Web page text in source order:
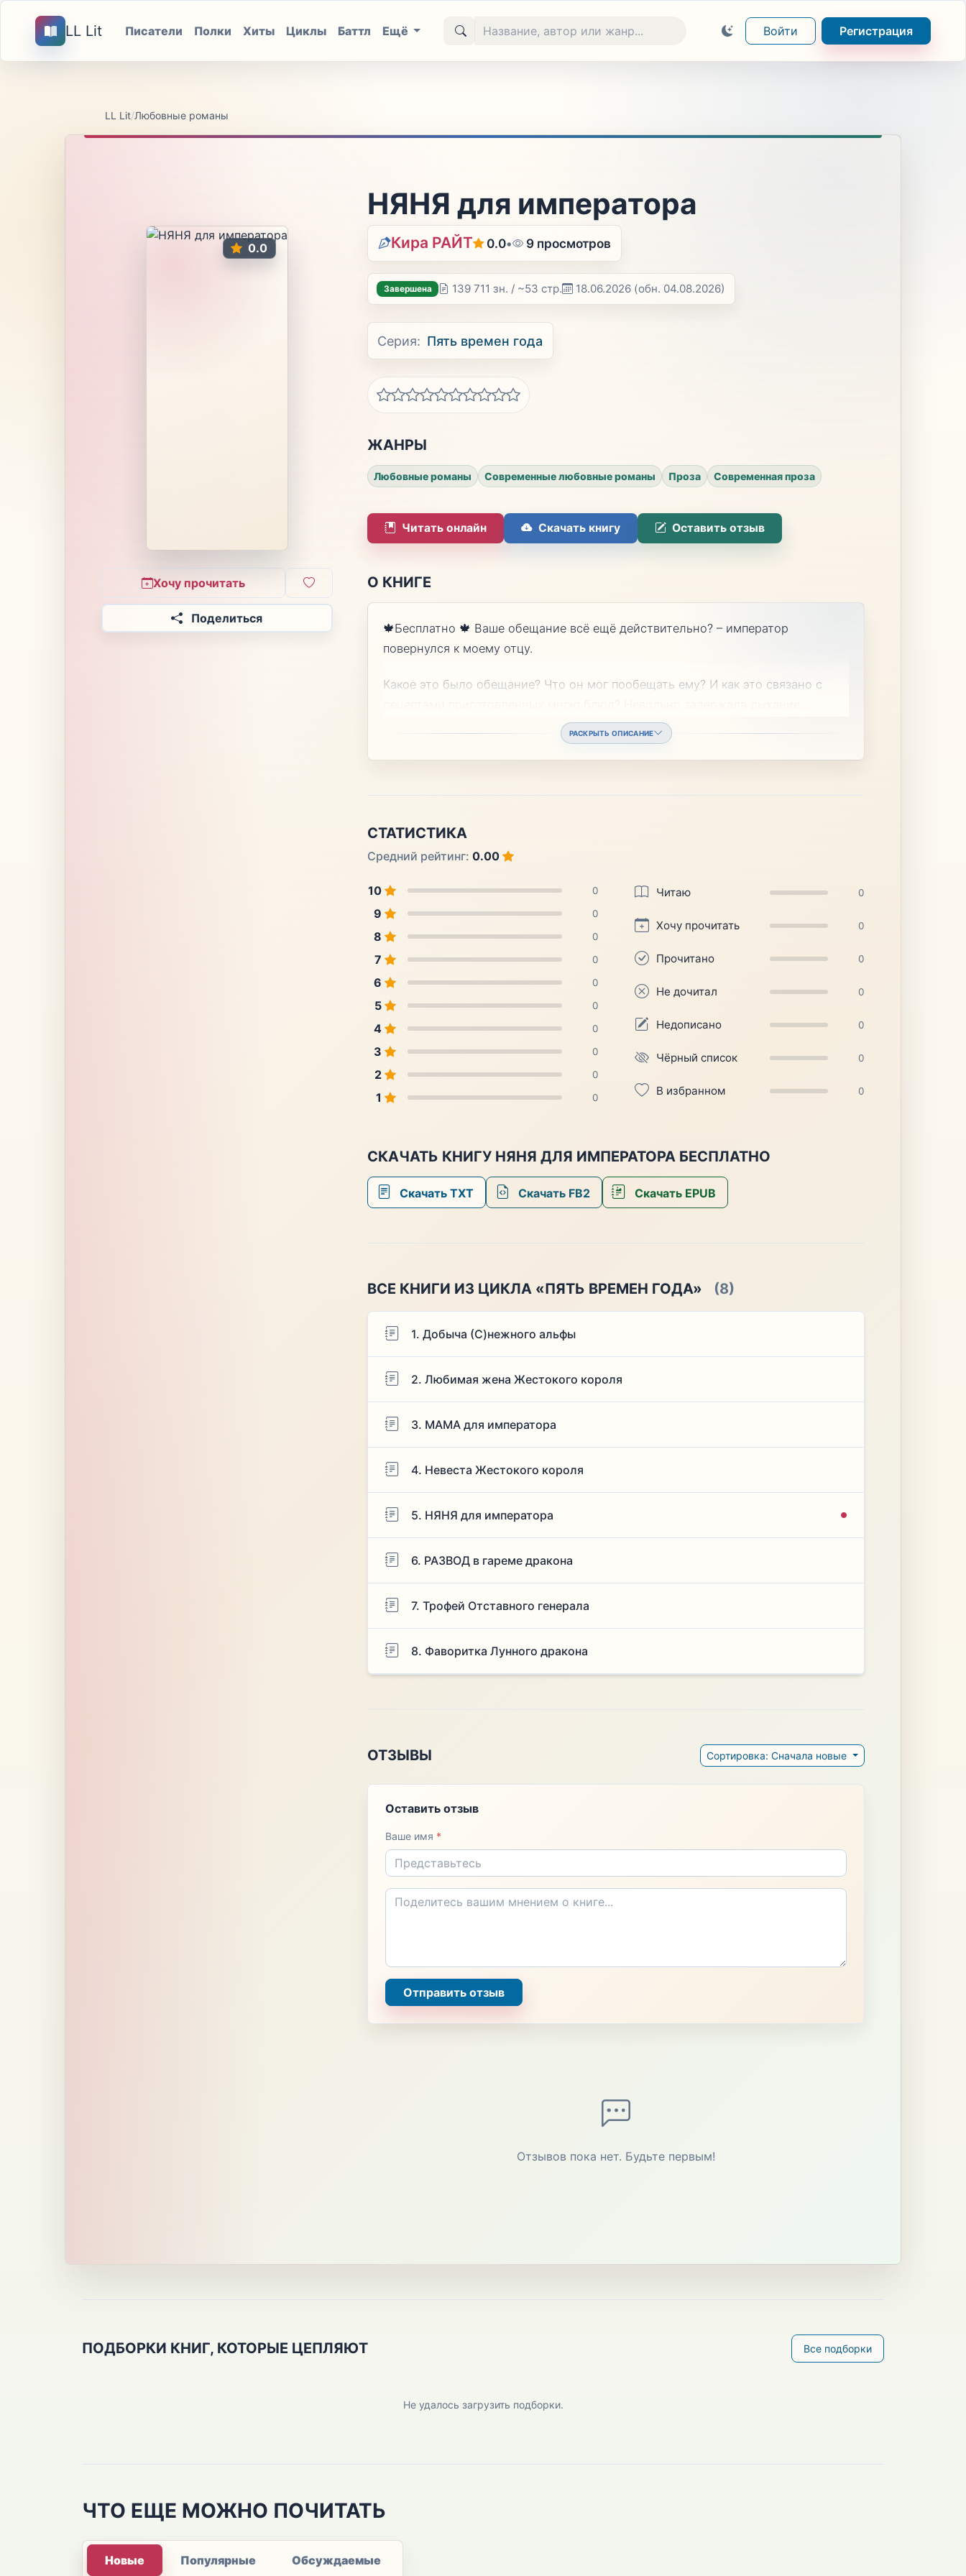
LL Lit Писатели Полки Хиты Циклы Баттл Ещё Войти Регистрация
LL Lit/Любовные романы
0.0
Хочу прочитать
Поделиться
НЯНЯ для императора
Кира РАЙТ 0.0• 9 просмотров
Завершена 139 711 зн. / ~53 стр. 18.06.2026 (обн. 04.08.2026)
Серия: Пять времен года
ЖАНРЫ
Любовные романы Современные любовные романы Проза Современная проза
Читать онлайн Скачать книгу Оставить отзыв
О КНИГЕ
🍁Бесплатно 🍁 Ваше обещание всё ещё действительно? – император
повернулся к моему отцу.
Какое это было обещание? Что он мог пообещать ему? И как это связано с
РАСКРЫТЬ ОПИСАНИЕ
СТАТИСТИКА
Средний рейтинг: 0.00
10 0
9 0
8 0
7 0
6 0
5 0
4 0
3 0
2 0
1 0
Читаю 0
Хочу прочитать 0
Прочитано 0
Не дочитал 0
Недописано 0
Чёрный список 0
В избранном 0
СКАЧАТЬ КНИГУ НЯНЯ ДЛЯ ИМПЕРАТОРА БЕСПЛАТНО
Скачать TXT Скачать FB2 Скачать EPUB
ВСЕ КНИГИ ИЗ ЦИКЛА «ПЯТЬ ВРЕМЕН ГОДА» (8)
1. Добыча (С)нежного альфы
2. Любимая жена Жестокого короля
3. МАМА для императора
4. Невеста Жестокого короля
5. НЯНЯ для императора
6. РАЗВОД в гареме дракона
7. Трофей Отставного генерала
8. Фаворитка Лунного дракона
ОТЗЫВЫ Сортировка: Сначала новые
Оставить отзыв
Ваше имя *
Отправить отзыв
Отзывов пока нет. Будьте первым!
ПОДБОРКИ КНИГ, КОТОРЫЕ ЦЕПЛЯЮТ Все подборки
Не удалось загрузить подборки.
ЧТО ЕЩЕ МОЖНО ПОЧИТАТЬ
Новые Популярные Обсуждаемые